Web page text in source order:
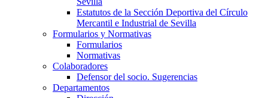
Estatutos de la Sección Deportiva del Círculo
Mercantil e Industrial de Sevilla
Formularios y Normativas
Formularios
Normativas
Colaboradores
Defensor del socio. Sugerencias
Departamentos